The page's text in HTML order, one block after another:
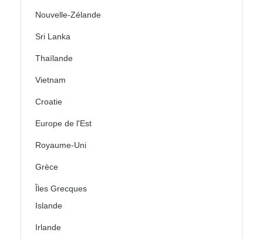
Nouvelle-Zélande
Sri Lanka
Thaïlande
Vietnam
Croatie
Europe de l'Est
Royaume-Uni
Grèce
Îles Grecques
Islande
Irlande